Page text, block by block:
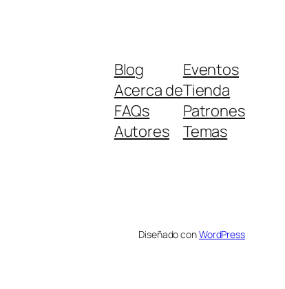
Blog
Acerca de
FAQs
Autores
Eventos
Tienda
Patrones
Temas
Diseñado conWordPress